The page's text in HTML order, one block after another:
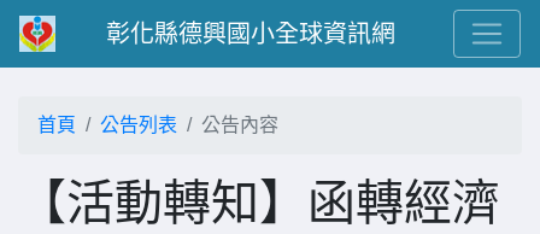
彰化縣德興國小全球資訊網
首頁 公告列表 公告內容
【活動轉知】函轉經濟